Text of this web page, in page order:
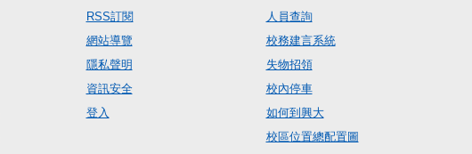
RSS訂閱
網站導覽
隱私聲明
資訊安全
登入
人員查詢
校務建言系統
失物招領
校內停車
如何到興大
校區位置總配置圖